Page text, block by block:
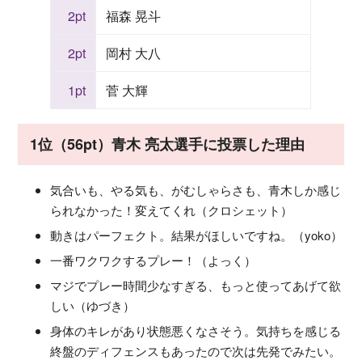
2pt
福森 晃斗
2pt
岡村 大八
1pt
菅 大輝
1位（56pt）青木 亮太選手に投票した理由
気合いも、やる気も、がむしゃらさも、青木しか感じ
られなかった！変えてくれ（クロシェット）
動きはパーフェクト。結果がほしいですね。（yoko）
一番ワクワクするプレー！（よっく）
マジでプレー時間少なすぎる、もっと使ってあげて欲
しい（ゆづき）
身体のキレがあり状態悪くなさそう。気持ちを感じる
終盤のディフェンスもあったので次は先発でみたい。